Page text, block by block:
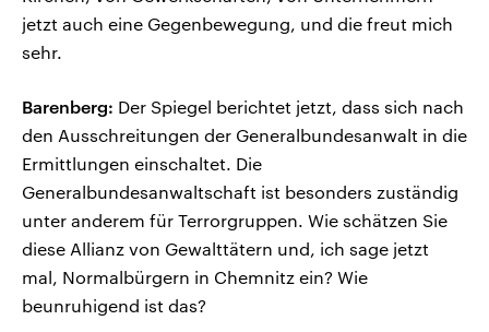
jetzt auch eine Gegenbewegung, und die freut mich
sehr.
Barenberg: Der Spiegel berichtet jetzt, dass sich nach
den Ausschreitungen der Generalbundesanwalt in die
Ermittlungen einschaltet. Die
Generalbundesanwaltschaft ist besonders zuständig
unter anderem für Terrorgruppen. Wie schätzen Sie
diese Allianz von Gewalttätern und, ich sage jetzt
mal, Normalbürgern in Chemnitz ein? Wie
beunruhigend ist das?